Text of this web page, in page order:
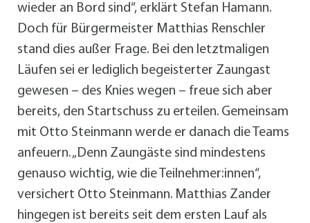
wieder an Bord sind“, erklärt Stefan Hamann.
Doch für Bürgermeister Matthias Renschler
stand dies außer Frage. Bei den letztmaligen
Läufen sei er lediglich begeisterter Zaungast
gewesen – des Knies wegen – freue sich aber
bereits, den Startschuss zu erteilen. Gemeinsam
mit Otto Steinmann werde er danach die Teams
anfeuern. „Denn Zaungäste sind mindestens
genauso wichtig, wie die Teilnehmer:innen“,
versichert Otto Steinmann. Matthias Zander
hingegen ist bereits seit dem ersten Lauf als